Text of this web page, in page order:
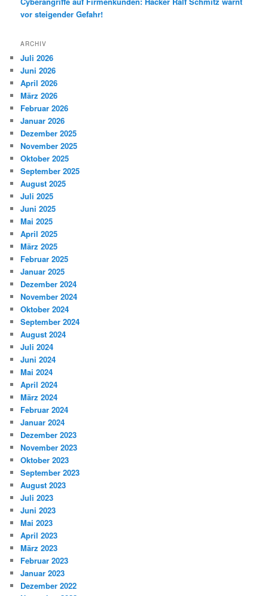
vor steigender Gefahr!
ARCHIV
Juli 2026
Juni 2026
April 2026
März 2026
Februar 2026
Januar 2026
Dezember 2025
November 2025
Oktober 2025
September 2025
August 2025
Juli 2025
Juni 2025
Mai 2025
April 2025
März 2025
Februar 2025
Januar 2025
Dezember 2024
November 2024
Oktober 2024
September 2024
August 2024
Juli 2024
Juni 2024
Mai 2024
April 2024
März 2024
Februar 2024
Januar 2024
Dezember 2023
November 2023
Oktober 2023
September 2023
August 2023
Juli 2023
Juni 2023
Mai 2023
April 2023
März 2023
Februar 2023
Januar 2023
Dezember 2022